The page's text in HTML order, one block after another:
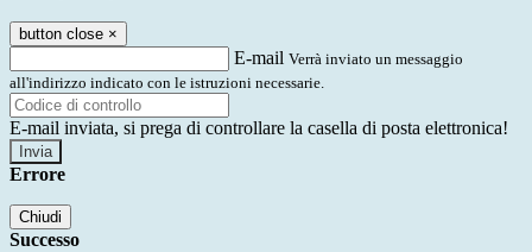
button close ×
E-mail Verrà inviato un messaggio
all'indirizzo indicato con le istruzioni necessarie.
E-mail inviata, si prega di controllare la casella di posta elettronica!
Errore
Chiudi
Successo